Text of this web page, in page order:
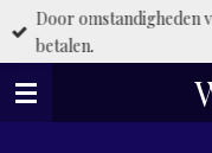
Ga
direct
de
Door omstandigheden
betalen.